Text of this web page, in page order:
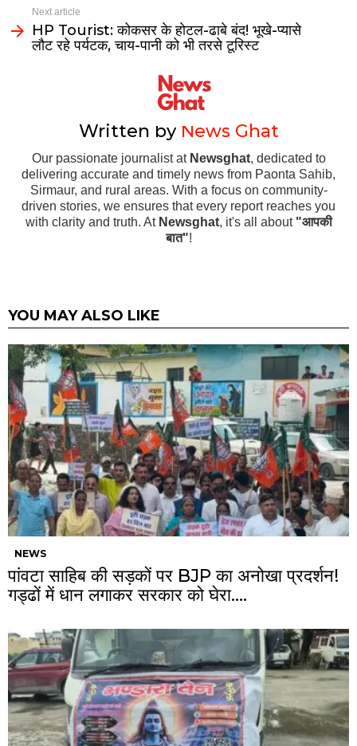
Next article
HP Tourist: कोकसर के होटल-ढाबे बंद! भूखे-प्यासे
लौट रहे पर्यटक, चाय-पानी को भी तरसे टूरिस्ट
Written by News Ghat
Our passionate journalist at Newsghat, dedicated to
delivering accurate and timely news from Paonta Sahib,
Sirmaur, and rural areas. With a focus on community-
driven stories, we ensures that every report reaches you
with clarity and truth. At Newsghat, it's all about "आपकी
बात"!
YOU MAY ALSO LIKE
NEWS
पांवटा साहिब की सड़कों पर BJP का अनोखा प्रदर्शन!
गड्ढों में धान लगाकर सरकार को घेरा….